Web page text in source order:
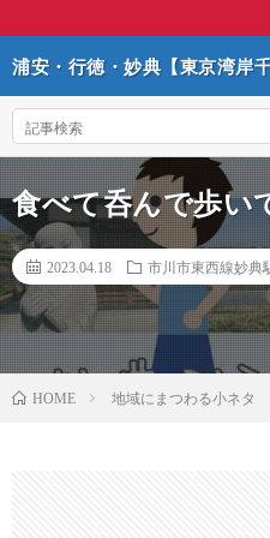
浦安・行徳・妙典【東
浦安・行徳・妙典【東京湾岸千
食べて呑んで歩い
2023.04.18 市川市東西線妙典
HOME 地域にまつわる小ネタ